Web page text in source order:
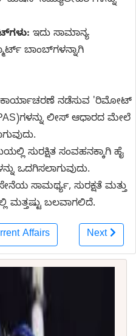
ಇದು ಸಾಮಾನ್ಯ
ಬಾಂಬ್‌ಗಳನ್ನಾಗಿ
ಕಾರ್ಯಾಚರಣೆ ನಡೆಸುವ 'ರಿಮೋಟ್
ಲೀಸ್ ಆಧಾರದ ಮೇಲೆ
ಸುರಕ್ಷಿತ ಸಂವಹನಕ್ಕಾಗಿ ಹೈ
ಒದಗಿಸಲಾಗುವುದು.
ಸಾಮರ್ಥ್ಯ, ಸುರಕ್ಷತೆ ಮತ್ತು
ಮತ್ತಷ್ಟು ಬಲವಾಗಲಿದೆ.
Affairs Next